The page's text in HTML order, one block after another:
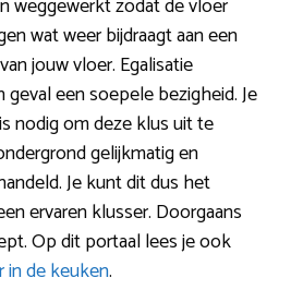
weggewerkt zodat de vloer
wat weer bijdraagt aan een
jouw vloer. Egalisatie
geval een soepele bezigheid. Je
nodig om deze klus uit te
gelijkmatig en
Je kunt dit dus het
ervaren klusser. Doorgaans
Op dit portaal lees je ook
in de keuken.